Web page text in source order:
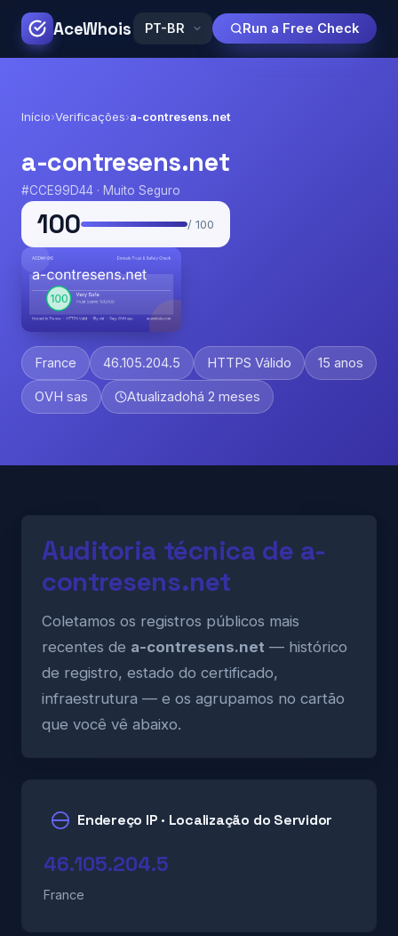
AceWhois Run a Free Check
Início›Verificações›a-contresens.net
a-contresens.net
#CCE99D44 · Muito Seguro
100 / 100
France 46.105.204.5 HTTPS Válido 15 anos
OVH sas Atualizadohá 2 meses
Auditoria técnica de a-
contresens.net
Coletamos os registros públicos mais
recentes de a-contresens.net — histórico
de registro, estado do certificado,
infraestrutura — e os agrupamos no cartão
que você vê abaixo.
Endereço IP · Localização do Servidor
46.105.204.5
France